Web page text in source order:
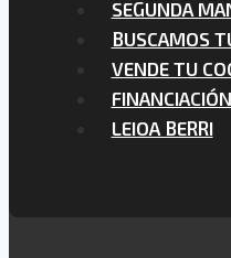
SEGUNDA
BUSCAMOS
VENDE TU
FINANCIACIÓN
LEIOA BERRI